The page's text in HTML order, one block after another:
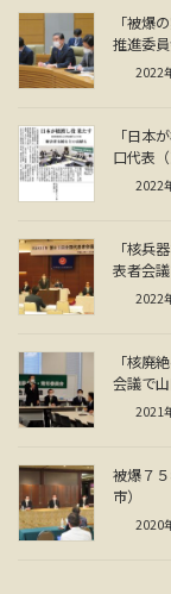
「被爆
推進委員
2022
「日本
口代表（
2022
「核兵
表者会
2022
「核廃
会議で
2021
被爆７
市）
2020